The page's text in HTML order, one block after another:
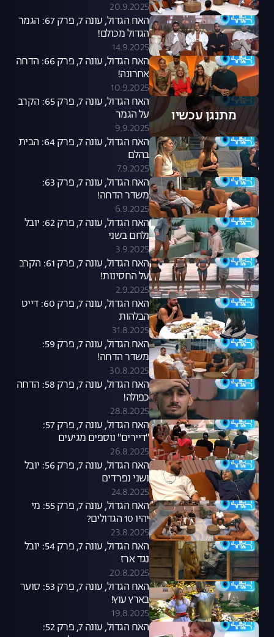
20.9.2025
האח הגדול, עונה 7, פרק 67: הגמר
הגדול מכולם!
14.9.2025
האח הגדול, עונה 7, פרק 66: הדחה
אחרונה!
10.9.2025
מתנגן עכשיו
האח הגדול, עונה 7, פרק 65: הקרב
על הגמר
9.9.2025
האח הגדול, עונה 7, פרק 64: הבית
בהלם
7.9.2025
האח הגדול, עונה 7, פרק 63:
משדר הדחה!
6.9.2025
האח הגדול, עונה 7, פרק 62: יובל
נלחם בשני
3.9.2025
האח הגדול, עונה 7, פרק 61: הקרב
על החסינות!
2.9.2025
האח הגדול, עונה 7, פרק 60: דייט
הבלהות
31.8.2025
האח הגדול, עונה 7, פרק 59:
משדר הדחה!
30.8.2025
האח הגדול, עונה 7, פרק 58: הדחה
כפולה!
28.8.2025
האח הגדול, עונה 7, פרק 57:
"דיירים" נוספים מגיעים
26.8.2025
האח הגדול, עונה 7, פרק 56: יובל
ושני נפרדים
24.8.2025
האח הגדול, עונה 7, פרק 55: מי
יהיו 10 הגדולים?
23.8.2025
האח הגדול, עונה 7, פרק 54: יובל
נגד ארז
20.8.2025
האח הגדול, עונה 7, פרק 53: סוער
בארץ עוץ!
19.8.2025
האח הגדול, עונה 7, פרק 52: